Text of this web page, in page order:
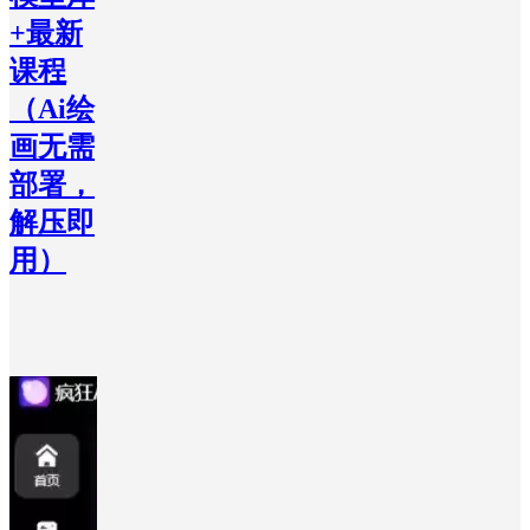
+最新
课程
（Ai绘
画无需
部署，
解压即
用）